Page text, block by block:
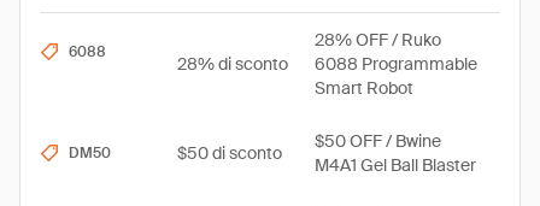
6088
28% di sconto
28% OFF / Ruko
6088 Programmable
Smart Robot
DM50 $50 di sconto
$50 OFF / Bwine
M4A1 Gel Ball Blaster